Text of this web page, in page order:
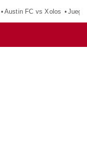
Austin FC vs Xolos